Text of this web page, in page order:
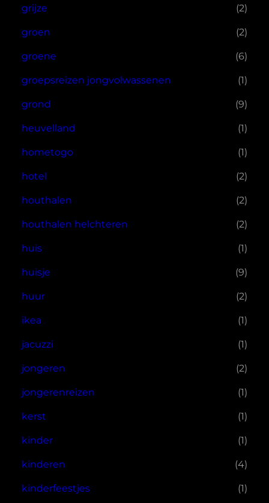
grijze (2)
groen (2)
groene (6)
groepsreizen jongvolwassenen (1)
grond (9)
heuvelland (1)
hometogo (1)
hotel (2)
houthalen (2)
houthalen helchteren (2)
huis (1)
huisje (9)
huur (2)
ikea (1)
jacuzzi (1)
jongeren (2)
jongerenreizen (1)
kerst (1)
kinder (1)
kinderen (4)
kinderfeestjes (1)